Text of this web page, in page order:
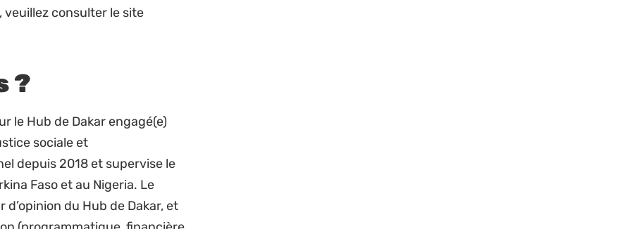
et de travail d’équipe,
techniques et juridiques
aux communautés affectées
tous les programmes.
de programme dans la
et de contentieux dans